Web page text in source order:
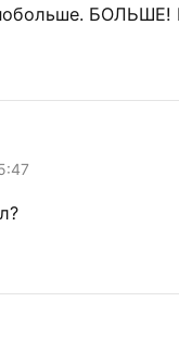
побольше.